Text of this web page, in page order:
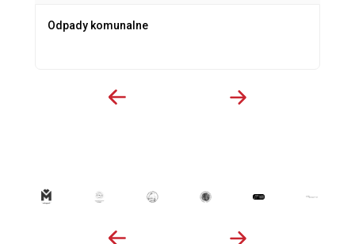
Odpady komunalne